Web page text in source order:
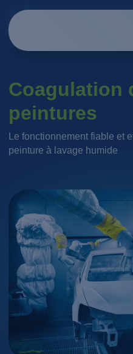
Coagulation
peintures
Le fonctionnement fiable et
peinture à lavage humide